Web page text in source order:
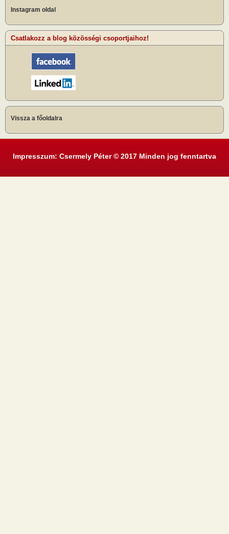
Instagram oldal
Csatlakozz a blog közösségi csoportjaihoz!
Vissza a főoldalra
Impresszum: Csermely Péter © 2017 Minden jog fenntartva